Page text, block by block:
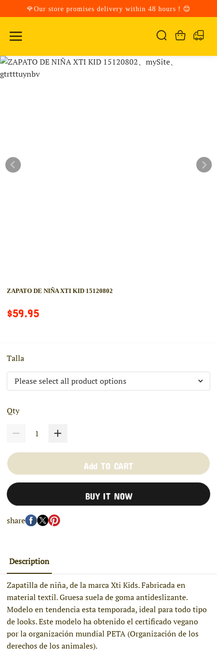
🌹Our store promises delivery within 48 hours！😊
ZAPATO DE NIÑA XTI KID 15120802
$59.95
Talla
Qty
Add TO CART
BUY IT NOW
share
Description
Zapatilla de niña, de la marca Xti Kids. Fabricada en
material textil. Gruesa suela de goma antideslizante.
Modelo en tendencia esta temporada, ideal para todo tipo
de looks. Este modelo ha obtenido el certificado vegano
por la organización mundial PETA (Organización de los
derechos de los animales).